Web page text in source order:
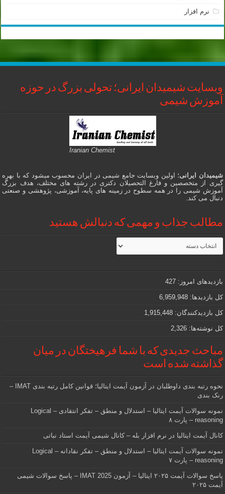
نرم افزار
وبسایت شیمیدان ایرانی؛ تحولی بزرگ در حوزه
آموزش شیمی
Iranian Chemist
شیمیدان ایرانی؛ اولین وبسایت جامع شیمی در ایران محسوب میشود که با بهره
گیری از متخصصین و فارغ التحصیلان دکتری در رشته های مختلف، هدف بزرگ
آموزش شیمی را در همه سطوح در زمینه های پایه، آموزشی، پژوهشی و صنعتی
دنبال می کند.
مطالب جذاب و مهمی که دنبالش هستید
مطالب
جذاب
و
که
دنبالش
هستید
بازدیدهای امروز:427
کل بازدیدها:6,959,948
کل بازدیدکنند‌گان:1,915,448
کل نوشته‌ها:2,326
مباحث جدیدی که با شما فرهیختگان در میان
گذاشته شده است
نحوه رتبه بندی داوطلبان در آزمون آیمت ایتالیا؛ قوانین کامل رتبه بندی IMAT –
رنک بندی
نمونه سوالات آیمت ایتالیا – استدلال و منطق – تفکر انتقادی – Logical
reasoning – پارت ۸
کانال آیمت ایتالیا در نرم افزار بله – کانال شیمی آیمت استاد نباتی
نمونه سوالات آیمت ایتالیا – استدلال و منطق – تفکر نقادانه – Logical
reasoning – پارت ۷
پاسخ سوالات آیمت ۲۰۲۵ ایتالیا – آزمون IMAT 2025 – پاسخ سوالات شیمی
آیمت ۲۰۲۵